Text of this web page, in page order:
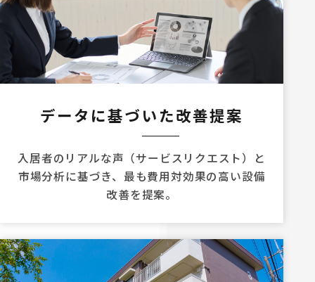
データに基づいた改善提案
入居者のリアルな声（サービスリクエスト）と
市場分析に基づき、最も費用対効果の高い設備
改善を提案。